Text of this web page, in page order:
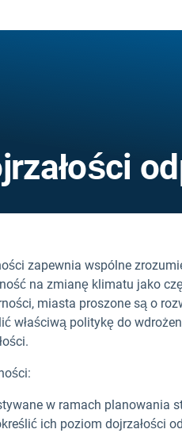
zapewnia wspólne
na zmianę klimatu jako
miasta proszone są o
właściwą politykę do
w ramach planowania
ich poziom dojrzałości